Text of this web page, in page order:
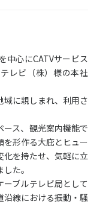
中心にCATVサービス
レビ（株）様の本社
域に親しまれ、利用さ
ス、観光案内機能で
を形作る大庇とヒュー
化を持たせ、気軽に立
た。
ブルテレビ局として
沿線における振動・騒